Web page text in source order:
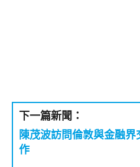
下一篇新聞：
陳茂波訪問倫敦與金融
作